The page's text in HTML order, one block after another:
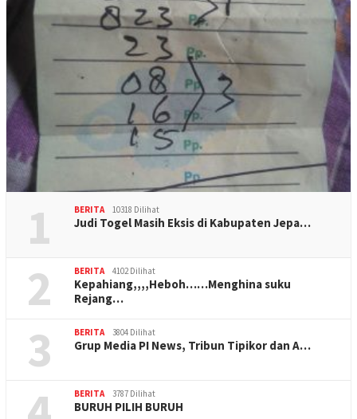
1 BERITA 10318 Dilihat
Judi Togel Masih Eksis di Kabupaten Jepa…
2 BERITA 4102 Dilihat
Kepahiang,,,,Heboh……Menghina suku
Rejang…
3 BERITA 3804 Dilihat
Grup Media PI News, Tribun Tipikor dan A…
BERITA 3787 Dilihat
BURUH PILIH BURUH